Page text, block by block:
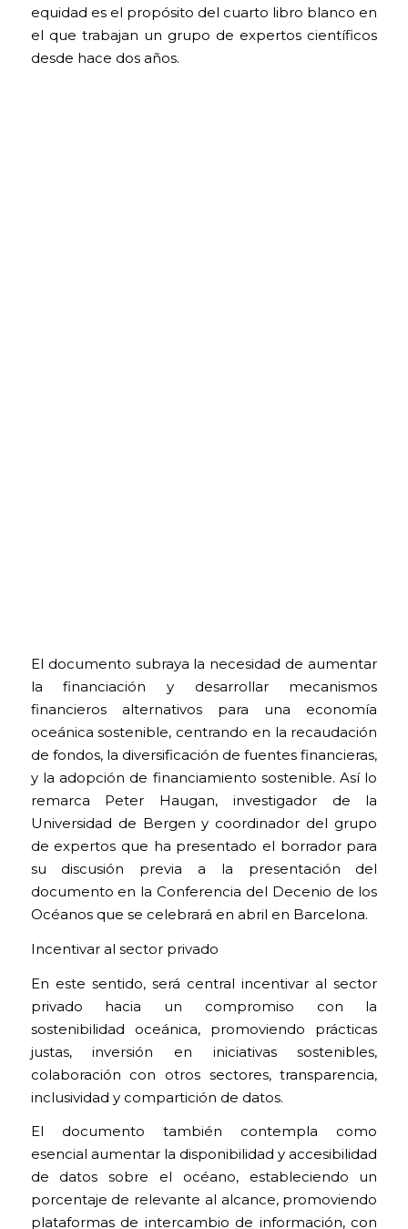
equidad es el propósito del cuarto libro blanco en
el que trabajan un grupo de expertos científicos
desde hace dos años.
El documento subraya la necesidad de aumentar
la financiación y desarrollar mecanismos
financieros alternativos para una economía
oceánica sostenible, centrando en la recaudación
de fondos, la diversificación de fuentes financieras,
y la adopción de financiamiento sostenible. Así lo
remarca Peter Haugan, investigador de la
Universidad de Bergen y coordinador del grupo
de expertos que ha presentado el borrador para
su discusión previa a la presentación del
documento en la Conferencia del Decenio de los
Océanos que se celebrará en abril en Barcelona.
Incentivar al sector privado
En este sentido, será central incentivar al sector
privado hacia un compromiso con la
sostenibilidad oceánica, promoviendo prácticas
justas, inversión en iniciativas sostenibles,
colaboración con otros sectores, transparencia,
inclusividad y compartición de datos.
El documento también contempla como
esencial aumentar la disponibilidad y accesibilidad
de datos sobre el océano, estableciendo un
porcentaje de relevante al alcance, promoviendo
plataformas de intercambio de información, con